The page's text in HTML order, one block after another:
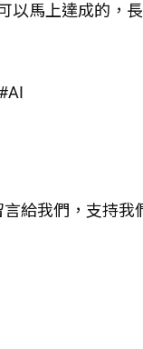
以馬上達成的，
給我們，支持我